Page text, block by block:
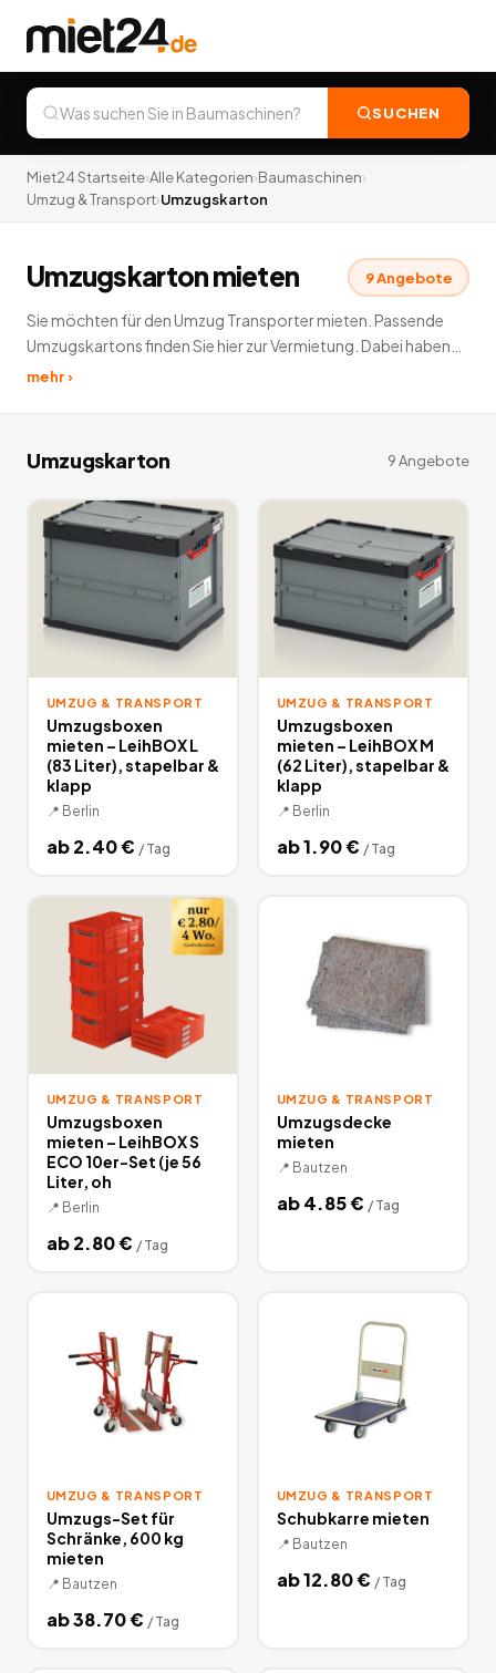
SUCHEN
Miet24 Startseite›Alle Kategorien›Baumaschinen›
Umzug & Transport›Umzugskarton
Umzugskarton mieten 9Angebote
Sie möchten für den Umzug Transporter mieten. Passende
Umzugskartons finden Sie hier zur Vermietung. Dabei haben
wir in den verschiedensten Kategorien zum Thema Umzug und
mehr ›
Umzugskarton 9Angebote
UMZUG & TRANSPORT
Umzugsboxen
mieten – LeihBOX L
(83 Liter), stapelbar &
klapp
📍 Berlin
ab2.40€ / Tag
UMZUG & TRANSPORT
Umzugsboxen
mieten – LeihBOX M
(62 Liter), stapelbar &
klapp
📍 Berlin
ab1.90€ / Tag
UMZUG & TRANSPORT
Umzugsboxen
mieten – LeihBOX S
ECO 10er-Set (je 56
Liter, oh
📍 Berlin
ab2.80€ / Tag
UMZUG & TRANSPORT
Umzugsdecke
mieten
📍 Bautzen
ab4.85€ / Tag
UMZUG & TRANSPORT
Umzugs-Set für
Schränke, 600 kg
mieten
📍 Bautzen
ab38.70€ / Tag
UMZUG & TRANSPORT
Schubkarre mieten
📍 Bautzen
ab12.80€ / Tag